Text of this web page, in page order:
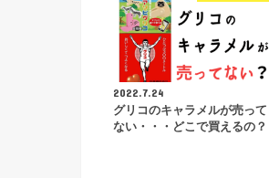
2022.7.24
グリコのキャラメルが売って
ない・・・どこで買えるの？